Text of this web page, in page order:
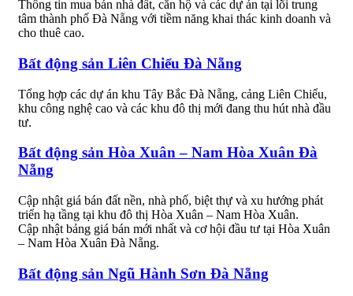
Thông tin mua bán nhà đất, căn hộ và các dự án tại lõi trung
tâm thành phố Đà Nẵng với tiềm năng khai thác kinh doanh và
cho thuê cao.
Bất động sản Liên Chiểu Đà Nẵng
Tổng hợp các dự án khu Tây Bắc Đà Nẵng, cảng Liên Chiểu,
khu công nghệ cao và các khu đô thị mới đang thu hút nhà đầu
tư.
Bất động sản Hòa Xuân – Nam Hòa Xuân Đà
Nẵng
Cập nhật giá bán đất nền, nhà phố, biệt thự và xu hướng phát
triển hạ tầng tại khu đô thị Hòa Xuân – Nam Hòa Xuân.
Cập nhật bảng giá bán mới nhất và cơ hội đầu tư tại Hòa Xuân
– Nam Hòa Xuân Đà Nẵng.
Bất động sản Ngũ Hành Sơn Đà Nẵng